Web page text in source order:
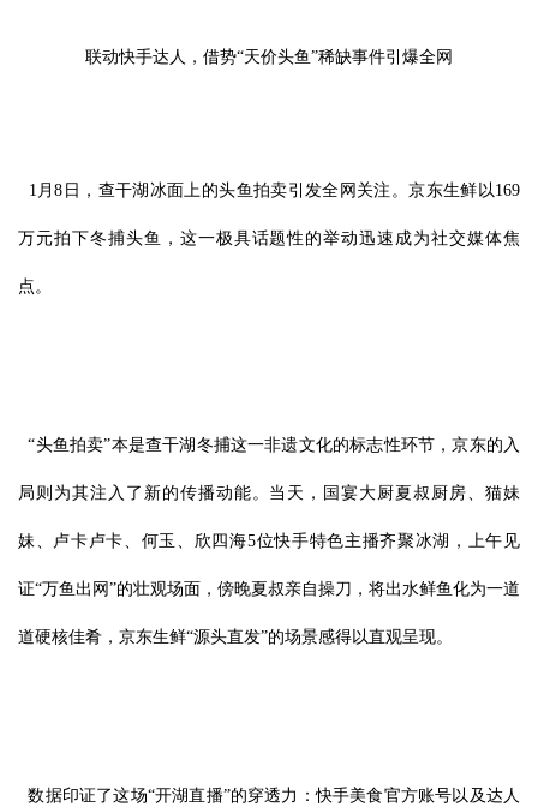
联动快手达人，借势“天价头鱼”稀缺事件引爆全网
1月8日，查干湖冰面上的头鱼拍卖引发全网关注。京东生鲜以169
万元拍下冬捕头鱼，这一极具话题性的举动迅速成为社交媒体焦
点。
“头鱼拍卖”本是查干湖冬捕这一非遗文化的标志性环节，京东的入
局则为其注入了新的传播动能。当天，国宴大厨夏叔厨房、猫妹
妹、卢卡卢卡、何玉、欣四海5位快手特色主播齐聚冰湖，上午见
证“万鱼出网”的壮观场面，傍晚夏叔亲自操刀，将出水鲜鱼化为一道
道硬核佳肴，京东生鲜“源头直发”的场景感得以直观呈现。
数据印证了这场“开湖直播”的穿透力：快手美食官方账号以及达人